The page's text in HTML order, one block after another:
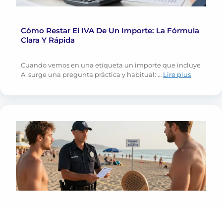
Cómo Restar El IVA De Un Importe: La Fórmula
Clara Y Rápida
Cuando vemos en una etiqueta un importe que incluye
A, surge una pregunta práctica y habitual: … Lire plus